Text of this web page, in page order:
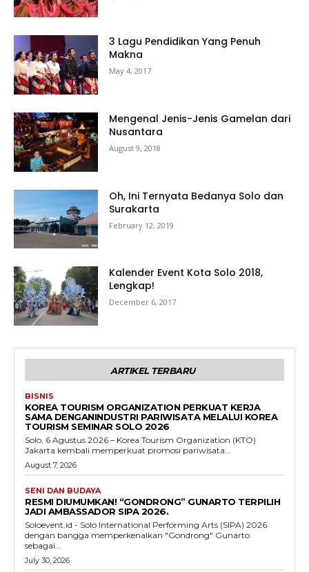
3 Lagu Pendidikan Yang Penuh
Makna
May 4, 2017
Mengenal Jenis-Jenis Gamelan dari
Nusantara
August 9, 2018
Oh, Ini Ternyata Bedanya Solo dan
Surakarta
February 12, 2019
Kalender Event Kota Solo 2018,
Lengkap!
December 6, 2017
ARTIKEL TERBARU
BISNIS
KOREA TOURISM ORGANIZATION PERKUAT KERJA
SAMA DENGANINDUSTRI PARIWISATA MELALUI KOREA
TOURISM SEMINAR SOLO 2026
Solo, 6 Agustus 2026 – Korea Tourism Organization (KTO)
Jakarta kembali memperkuat promosi pariwisata...
August 7, 2026
SENI DAN BUDAYA
RESMI DIUMUMKAN! “GONDRONG” GUNARTO TERPILIH
JADI AMBASSADOR SIPA 2026.
Soloevent.id - Solo International Performing Arts (SIPA) 2026
dengan bangga memperkenalkan "Gondrong" Gunarto
sebagai...
July 30, 2026